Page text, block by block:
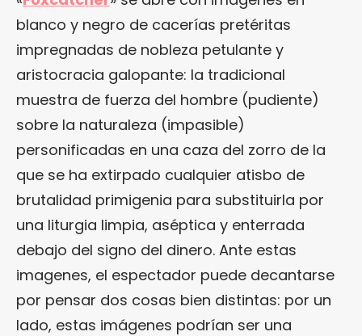
blanco y negro de cacerías pretéritas
impregnadas de nobleza petulante y
aristocracia galopante: la tradicional
muestra de fuerza del hombre (pudiente)
sobre la naturaleza (impasible)
personificadas en una caza del zorro de la
que se ha extirpado cualquier atisbo de
brutalidad primigenia para substituirla por
una liturgia limpia, aséptica y enterrada
debajo del signo del dinero. Ante estas
imagenes, el espectador puede decantarse
por pensar dos cosas bien distintas: por un
lado, estas imágenes podrían ser una